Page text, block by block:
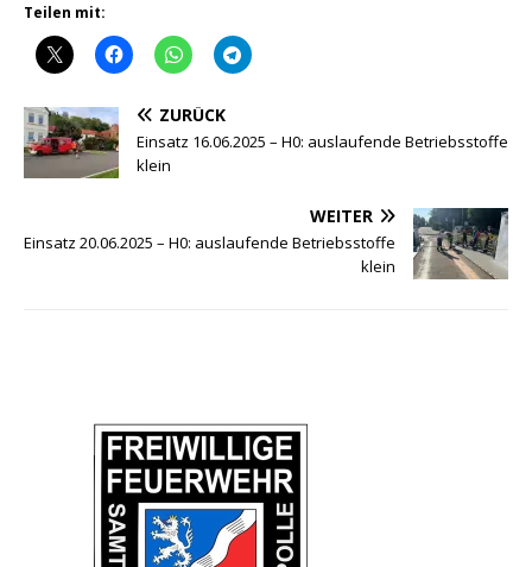
Teilen mit:
ZURÜCK
Einsatz 16.06.2025 – H0: auslaufende Betriebsstoffe
klein
WEITER
Einsatz 20.06.2025 – H0: auslaufende Betriebsstoffe
klein